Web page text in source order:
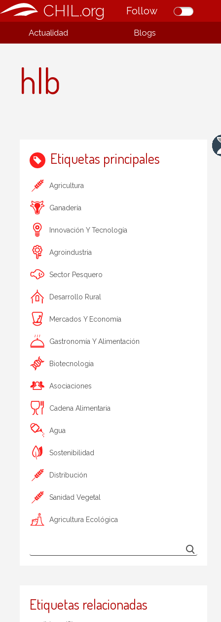
CHIL.org Follow
Actualidad Blogs
hlb
Etiquetas principales
Agricultura
Ganadería
Innovación Y Tecnología
Agroindustria
Sector Pesquero
Desarrollo Rural
Mercados Y Economía
Gastronomía Y Alimentación
Biotecnologia
Asociaciones
Cadena Alimentaria
Agua
Sostenibilidad
Distribución
Sanidad Vegetal
Agricultura Ecológica
Etiquetas relacionadas